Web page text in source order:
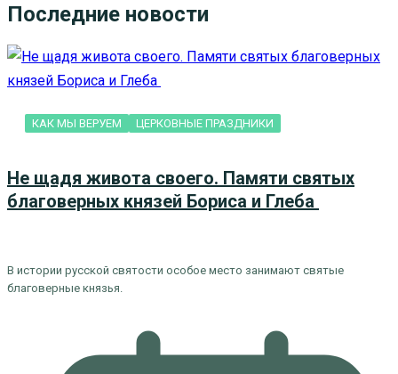
Последние новости
КАК МЫ ВЕРУЕМ ЦЕРКОВНЫЕ ПРАЗДНИКИ
Не щадя живота своего. Памяти святых
благоверных князей Бориса и Глеба
В истории русской святости особое место занимают святые
благоверные князья.